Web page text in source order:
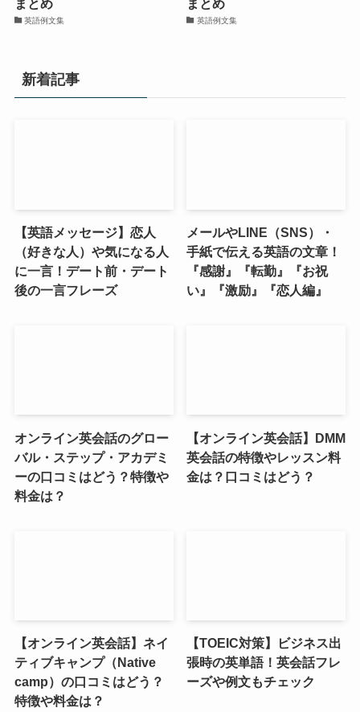
まとめ
英語例文集
まとめ
英語例文集
新着記事
【英語メッセージ】恋人
（好きな人）や気になる人
に一言！デート前・デート
後の一言フレーズ
メールやLINE（SNS）・
手紙で伝える英語の文章！
『感謝』『転勤』『お祝
い』『激励』『恋人編』
オンライン英会話のグロー
バル・ステップ・アカデミ
ーの口コミはどう？特徴や
料金は？
【オンライン英会話】DMM
英会話の特徴やレッスン料
金は？口コミはどう？
【オンライン英会話】ネイ
ティブキャンプ（Native
camp）の口コミはどう？
特徴や料金は？
【TOEIC対策】ビジネス出
張時の英単語！英会話フレ
ーズや例文もチェック